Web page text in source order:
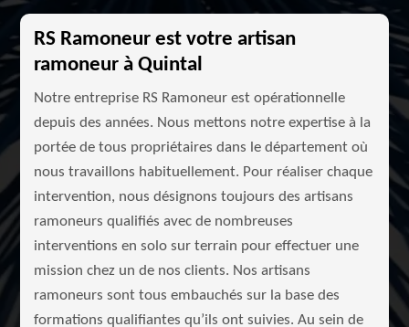
RS Ramoneur est votre artisan
ramoneur à Quintal
Notre entreprise RS Ramoneur est opérationnelle
depuis des années. Nous mettons notre expertise à la
portée de tous propriétaires dans le département où
nous travaillons habituellement. Pour réaliser chaque
intervention, nous désignons toujours des artisans
ramoneurs qualifiés avec de nombreuses
interventions en solo sur terrain pour effectuer une
mission chez un de nos clients. Nos artisans
ramoneurs sont tous embauchés sur la base des
formations qualifiantes qu’ils ont suivies. Au sein de